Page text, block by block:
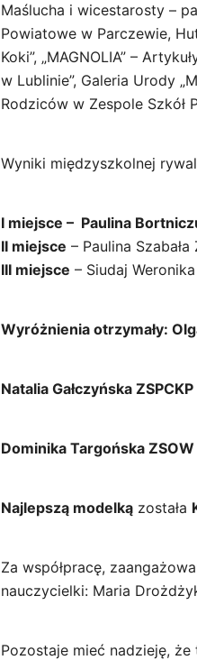
Maślucha i wicestarosty –
Powiatowe w Parczewie,
Koki”, „MAGNOLIA” –
w Lublinie”, Galeria Urody
Rodziców w Zespole Szkół
Wyniki międzyszkolnej
I miejsce – Paulina
II miejsce – Paulina Szabała
III miejsce – Siudaj
Wyróżnienia otrzymały:
Natalia Gałczyńska
Dominika Targońska
Najlepszą modelką została
Za współpracę,
nauczycielki: Maria
Pozostaje mieć nadzieję,